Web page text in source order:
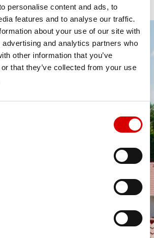
personalise content and ads, to
features and to analyse our traffic.
about your use of our site with
and analytics partners who
other information that you’ve
that they’ve collected from your use
för att takarbetet ska utföras
att underlätta detta så jobbar vi aktivt
våra kunder referenser. Att du som
oss är en självklarhet och en stor